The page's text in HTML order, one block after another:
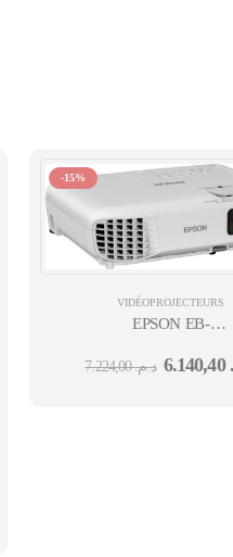
-15%
VIDÉOPROJECTEURS
EPSON EB-
د.م.7.224,00 6.140,40